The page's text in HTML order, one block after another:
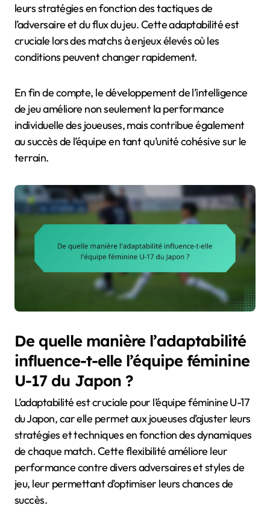
leurs stratégies en fonction des tactiques de
l’adversaire et du flux du jeu. Cette adaptabilité est
cruciale lors des matchs à enjeux élevés où les
conditions peuvent changer rapidement.
En fin de compte, le développement de l’intelligence
de jeu améliore non seulement la performance
individuelle des joueuses, mais contribue également
au succès de l’équipe en tant qu’unité cohésive sur le
terrain.
De quelle manière l’adaptabilité
influence-t-elle l’équipe féminine
U-17 du Japon ?
L’adaptabilité est cruciale pour l’équipe féminine U-17
du Japon, car elle permet aux joueuses d’ajuster leurs
stratégies et techniques en fonction des dynamiques
de chaque match. Cette flexibilité améliore leur
performance contre divers adversaires et styles de
jeu, leur permettant d’optimiser leurs chances de
succès.